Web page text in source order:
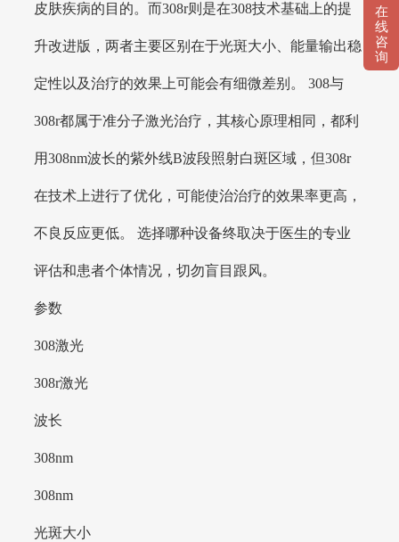
皮肤疾病的目的。而308r则是在308技术基础上的提
升改进版，两者主要区别在于光斑大小、能量输出稳
定性以及治疗的效果上可能会有细微差别。 308与
308r都属于准分子激光治疗，其核心原理相同，都利
用308nm波长的紫外线B波段照射白斑区域，但308r
在技术上进行了优化，可能使治治疗的效果率更高，
不良反应更低。 选择哪种设备终取决于医生的专业
评估和患者个体情况，切勿盲目跟风。
参数
308激光
308r激光
波长
308nm
308nm
光斑大小
在
线
咨
询